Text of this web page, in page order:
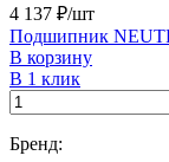
4 137 ₽/шт
Подшипник
В корзину
В 1 клик
Бренд: